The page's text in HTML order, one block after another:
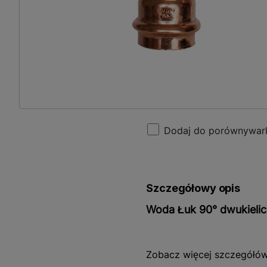
Dodaj do
Szczegółowy opis
Woda Łuk 90°
Woda Łuk 90°
zapewnia płynne i
Zobacz więcej